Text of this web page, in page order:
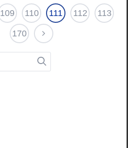
109 110 111 112 113
170